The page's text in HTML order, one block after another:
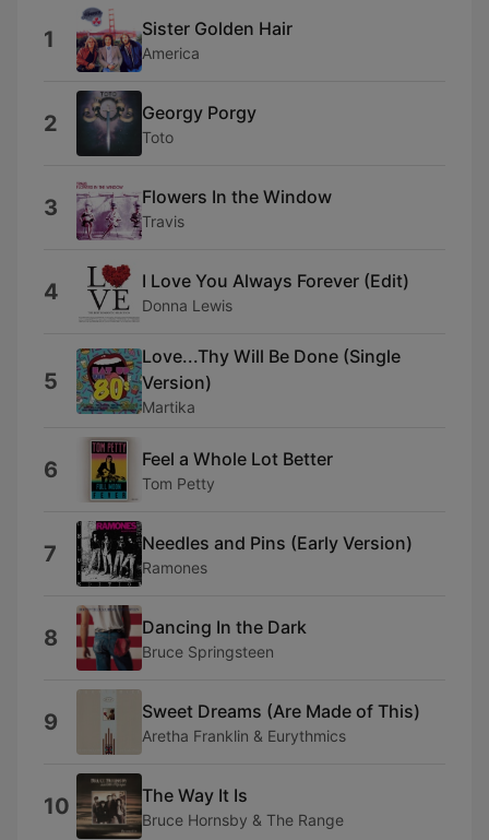
1 Sister Golden Hair
America
2 Georgy Porgy
Toto
3 Flowers In the Window
Travis
4 I Love You Always Forever (Edit)
Donna Lewis
5
Love...Thy Will Be Done (Single
Version)
Martika
6 Feel a Whole Lot Better
Tom Petty
7 Needles and Pins (Early Version)
Ramones
8 Dancing In the Dark
Bruce Springsteen
9 Sweet Dreams (Are Made of This)
Aretha Franklin & Eurythmics
10 The Way It Is
Bruce Hornsby & The Range